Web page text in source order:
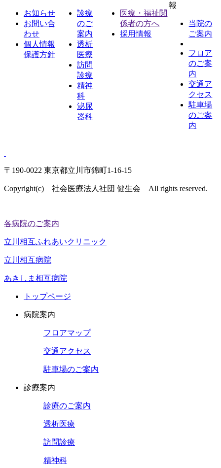
お知らせ
お問い合
わせ
個人情報
保護方針
診療
のご
案内
透析
医療
訪問
診療
精神
科
泌尿
器科
医療・福祉関
係者の方へ
採用情報
報
当院の
ご案内
フロア
のご案
内
交通ア
クセス
駐車場
のご案
内
〒190-0022 東京都立川市錦町1-16-15
Copyright(c) 社会医療法人社団 健生会 All rights reserved.
各病院のご案内
立川相互ふれあいクリニック
立川相互病院
あきしま相互病院
トップページ
病院案内
フロアマップ
交通アクセス
駐車場のご案内
診療案内
診療のご案内
透析医療
訪問診療
精神科